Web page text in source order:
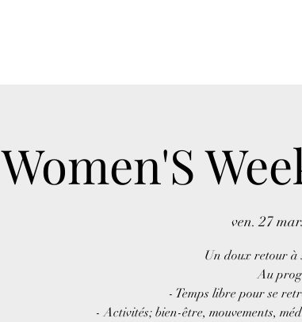
Women'S
ven. 27
Un doux retour à
Au
- Temps libre pour se
- Activités; bien-être, mouvements,